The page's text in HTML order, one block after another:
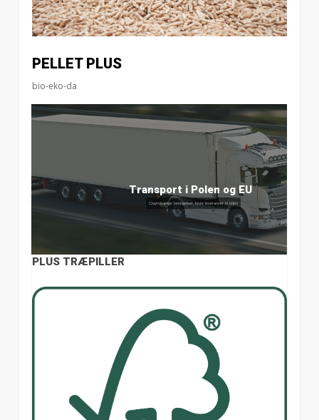
PELLET PLUS
bio-eko-da
Overskuelige betingelser
Konkurrencedygtige priser, rabatordning
PLUS TRÆPILLER